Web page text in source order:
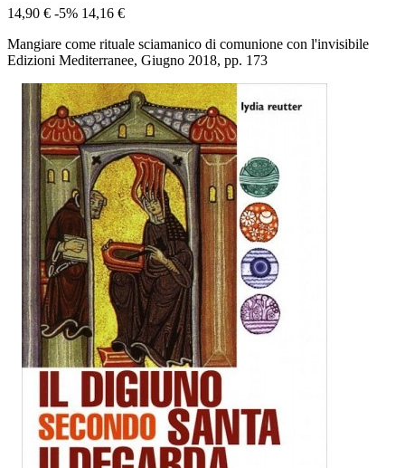
14,90 € -5% 14,16 €
Mangiare come rituale sciamanico di comunione con l'invisibile
Edizioni Mediterranee, Giugno 2018, pp. 173